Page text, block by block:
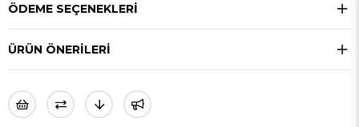
ÖDEME SEÇENEKLERI
ÜRÜN ÖNERILERI